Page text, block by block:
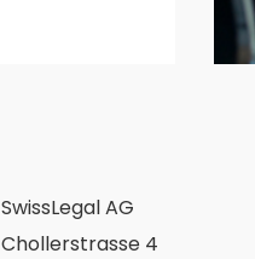
SwissLegal AG
Chollerstrasse 4